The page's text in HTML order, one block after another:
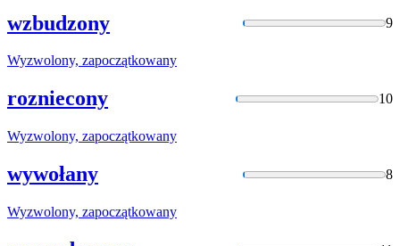
wzbudzony 9
Wyzwolony, zapoczątkowany
rozniecony 10
Wyzwolony, zapoczątkowany
wywołany 8
Wyzwolony, zapoczątkowany